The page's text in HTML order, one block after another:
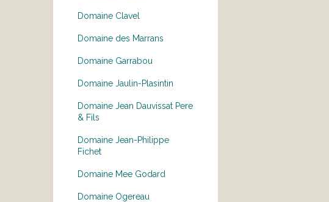
Domaine Clavel
Domaine des Marrans
Domaine Garrabou
Domaine Jaulin-Plasintin
Domaine Jean Dauvissat Pere
& Fils
Domaine Jean-Philippe
Fichet
Domaine Mee Godard
Domaine Ogereau